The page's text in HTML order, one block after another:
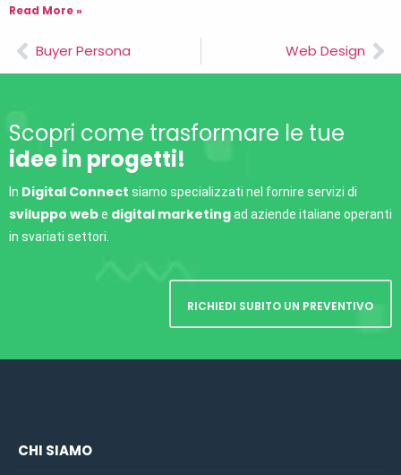
Read More »
Buyer Persona Web Design
Scopri come trasformare le tue
idee in progetti!
In Digital Connect siamo specializzati nel fornire servizi di
sviluppo webe digital marketingad aziende italiane operanti
in svariati settori.
RICHIEDI SUBITO UN PREVENTIVO
CHI SIAMO